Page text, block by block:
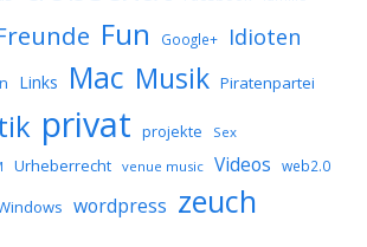
Fun Google+ Idioten
Links Mac Musik Piratenpartei
privat projekte Sex
Urheberrecht venue music Videos web2.0
wordpress zeuch